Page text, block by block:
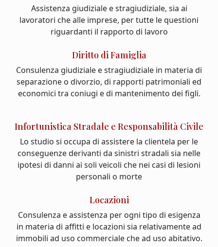
Assistenza giudiziale e stragiudiziale, sia ai
lavoratori che alle imprese, per tutte le questioni
riguardanti il rapporto di lavoro
Diritto di Famiglia
Consulenza giudiziale e stragiudiziale in materia di
separazione o divorzio, di rapporti patrimoniali ed
economici tra coniugi e di mantenimento dei figli.
Infortunistica Stradale e Responsabilità Civile
Lo studio si occupa di assistere la clientela per le
conseguenze derivanti da sinistri stradali sia nelle
ipotesi di danni ai soli veicoli che nei casi di lesioni
personali o morte
Locazioni
Consulenza e assistenza per ogni tipo di esigenza
in materia di affitti e locazioni sia relativamente ad
immobili ad uso commerciale che ad uso abitativo.